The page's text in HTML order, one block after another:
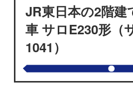
JR東日本の2階建
車 サロE230形（
1041）